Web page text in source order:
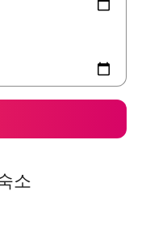
소